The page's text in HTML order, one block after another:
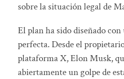
sobre la situación legal de
El plan ha sido diseñado
perfecta. Desde el
plataforma X, Elon Musk,
abiertamente un golpe de